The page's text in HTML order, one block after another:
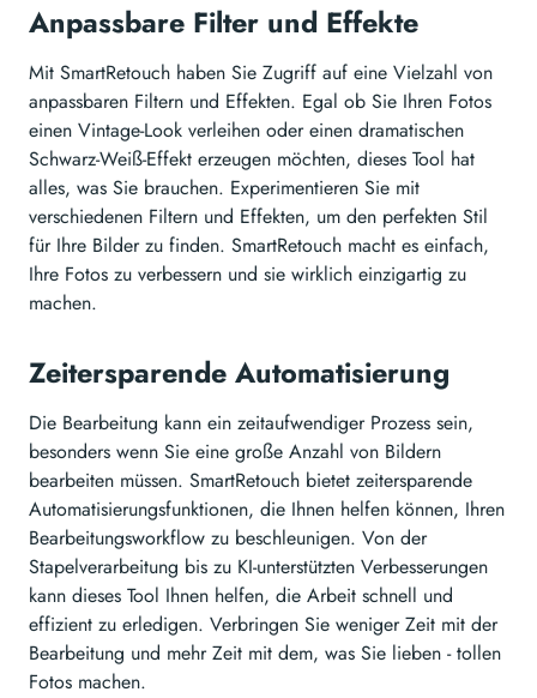
Anpassbare Filter und Effekte
Mit SmartRetouch haben Sie Zugriff auf eine Vielzahl von
anpassbaren Filtern und Effekten. Egal ob Sie Ihren Fotos
einen Vintage-Look verleihen oder einen dramatischen
Schwarz-Weiß-Effekt erzeugen möchten, dieses Tool hat
alles, was Sie brauchen. Experimentieren Sie mit
verschiedenen Filtern und Effekten, um den perfekten Stil
für Ihre Bilder zu finden. SmartRetouch macht es einfach,
Ihre Fotos zu verbessern und sie wirklich einzigartig zu
machen.
Zeitersparende Automatisierung
Die Bearbeitung kann ein zeitaufwendiger Prozess sein,
besonders wenn Sie eine große Anzahl von Bildern
bearbeiten müssen. SmartRetouch bietet zeitersparende
Automatisierungsfunktionen, die Ihnen helfen können, Ihren
Bearbeitungsworkflow zu beschleunigen. Von der
Stapelverarbeitung bis zu KI-unterstützten Verbesserungen
kann dieses Tool Ihnen helfen, die Arbeit schnell und
effizient zu erledigen. Verbringen Sie weniger Zeit mit der
Bearbeitung und mehr Zeit mit dem, was Sie lieben - tollen
Fotos machen.